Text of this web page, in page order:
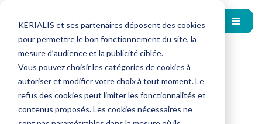
KERIALIS et ses partenaires déposent des cookies
pour permettre le bon fonctionnement du site, la
mesure d’audience et la publicité ciblée.
Vous pouvez choisir les catégories de cookies à
autoriser et modifier votre choix à tout moment. Le
refus des cookies peut limiter les fonctionnalités et
contenus proposés. Les cookies nécessaires ne
Tout savoir sur votre